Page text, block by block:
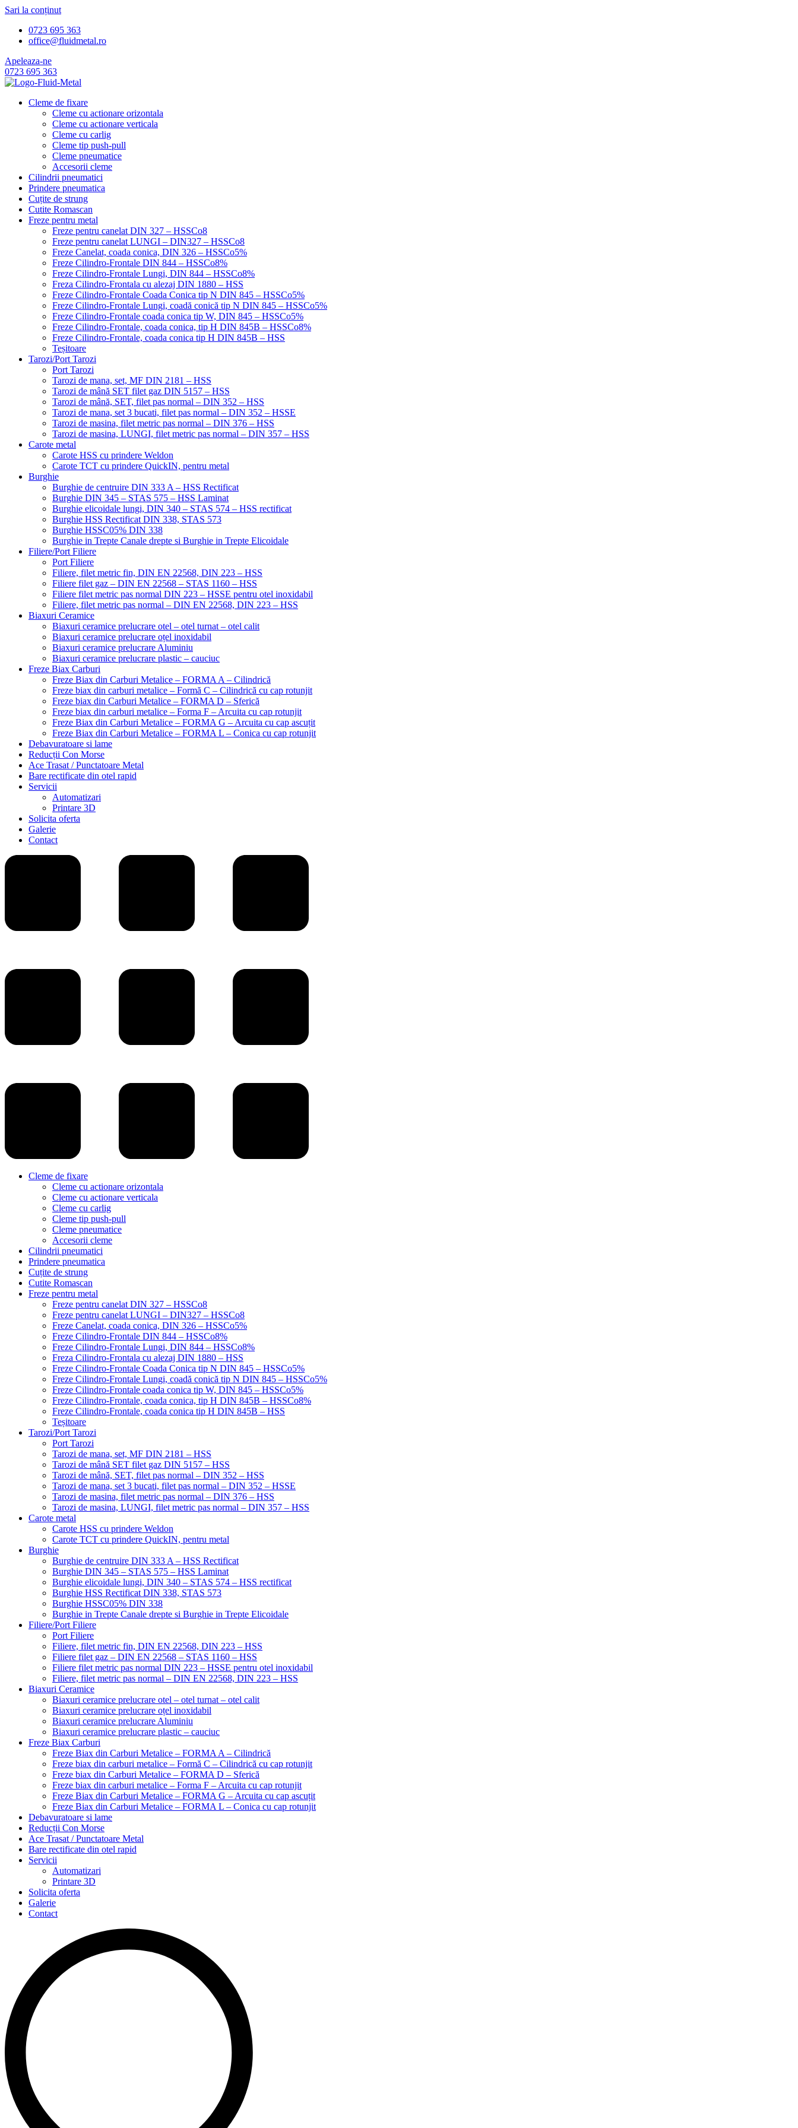
Sari la conținut
0723 695 363
office@fluidmetal.ro
Apeleaza-ne
0723 695 363
Cleme de fixare
Cleme cu actionare orizontala
Cleme cu actionare verticala
Cleme cu carlig
Cleme tip push-pull
Cleme pneumatice
Accesorii cleme
Cilindrii pneumatici
Prindere pneumatica
Cuțite de strung
Cutite Romascan
Freze pentru metal
Freze pentru canelat DIN 327 – HSSCo8
Freze pentru canelat LUNGI – DIN327 – HSSCo8
Freze Canelat, coada conica, DIN 326 – HSSCo5%
Freze Cilindro-Frontale DIN 844 – HSSCo8%
Freze Cilindro-Frontale Lungi, DIN 844 – HSSCo8%
Freza Cilindro-Frontala cu alezaj DIN 1880 – HSS
Freze Cilindro-Frontale Coada Conica tip N DIN 845 – HSSCo5%
Freze Cilindro-Frontale Lungi, coadă conică tip N DIN 845 – HSSCo5%
Freze Cilindro-Frontale coada conica tip W, DIN 845 – HSSCo5%
Freze Cilindro-Frontale, coada conica, tip H DIN 845B – HSSCo8%
Freze Cilindro-Frontale, coada conica tip H DIN 845B – HSS
Teșitoare
Tarozi/Port Tarozi
Port Tarozi
Tarozi de mana, set, MF DIN 2181 – HSS
Tarozi de mână SET filet gaz DIN 5157 – HSS
Tarozi de mână, SET, filet pas normal – DIN 352 – HSS
Tarozi de mana, set 3 bucati, filet pas normal – DIN 352 – HSSE
Tarozi de masina, filet metric pas normal – DIN 376 – HSS
Tarozi de masina, LUNGI, filet metric pas normal – DIN 357 – HSS
Carote metal
Carote HSS cu prindere Weldon
Carote TCT cu prindere QuickIN, pentru metal
Burghie
Burghie de centruire DIN 333 A – HSS Rectificat
Burghie DIN 345 – STAS 575 – HSS Laminat
Burghie elicoidale lungi, DIN 340 – STAS 574 – HSS rectificat
Burghie HSS Rectificat DIN 338, STAS 573
Burghie HSSC05% DIN 338
Burghie in Trepte Canale drepte si Burghie in Trepte Elicoidale
Filiere/Port Filiere
Port Filiere
Filiere, filet metric fin, DIN EN 22568, DIN 223 – HSS
Filiere filet gaz – DIN EN 22568 – STAS 1160 – HSS
Filiere filet metric pas normal DIN 223 – HSSE pentru otel inoxidabil
Filiere, filet metric pas normal – DIN EN 22568, DIN 223 – HSS
Biaxuri Ceramice
Biaxuri ceramice prelucrare otel – otel turnat – otel calit
Biaxuri ceramice prelucrare oțel inoxidabil
Biaxuri ceramice prelucrare Aluminiu
Biaxuri ceramice prelucrare plastic – cauciuc
Freze Biax Carburi
Freze Biax din Carburi Metalice – FORMA A – Cilindrică
Freze biax din carburi metalice – Formă C – Cilindrică cu cap rotunjit
Freze biax din Carburi Metalice – FORMA D – Sferică
Freze biax din carburi metalice – Forma F – Arcuita cu cap rotunjit
Freze Biax din Carburi Metalice – FORMA G – Arcuita cu cap ascuțit
Freze Biax din Carburi Metalice – FORMA L – Conica cu cap rotunjit
Debavuratoare si lame
Reducții Con Morse
Ace Trasat / Punctatoare Metal
Bare rectificate din otel rapid
Servicii
Automatizari
Printare 3D
Solicita oferta
Galerie
Contact
Cleme de fixare
Cleme cu actionare orizontala
Cleme cu actionare verticala
Cleme cu carlig
Cleme tip push-pull
Cleme pneumatice
Accesorii cleme
Cilindrii pneumatici
Prindere pneumatica
Cuțite de strung
Cutite Romascan
Freze pentru metal
Freze pentru canelat DIN 327 – HSSCo8
Freze pentru canelat LUNGI – DIN327 – HSSCo8
Freze Canelat, coada conica, DIN 326 – HSSCo5%
Freze Cilindro-Frontale DIN 844 – HSSCo8%
Freze Cilindro-Frontale Lungi, DIN 844 – HSSCo8%
Freza Cilindro-Frontala cu alezaj DIN 1880 – HSS
Freze Cilindro-Frontale Coada Conica tip N DIN 845 – HSSCo5%
Freze Cilindro-Frontale Lungi, coadă conică tip N DIN 845 – HSSCo5%
Freze Cilindro-Frontale coada conica tip W, DIN 845 – HSSCo5%
Freze Cilindro-Frontale, coada conica, tip H DIN 845B – HSSCo8%
Freze Cilindro-Frontale, coada conica tip H DIN 845B – HSS
Teșitoare
Tarozi/Port Tarozi
Port Tarozi
Tarozi de mana, set, MF DIN 2181 – HSS
Tarozi de mână SET filet gaz DIN 5157 – HSS
Tarozi de mână, SET, filet pas normal – DIN 352 – HSS
Tarozi de mana, set 3 bucati, filet pas normal – DIN 352 – HSSE
Tarozi de masina, filet metric pas normal – DIN 376 – HSS
Tarozi de masina, LUNGI, filet metric pas normal – DIN 357 – HSS
Carote metal
Carote HSS cu prindere Weldon
Carote TCT cu prindere QuickIN, pentru metal
Burghie
Burghie de centruire DIN 333 A – HSS Rectificat
Burghie DIN 345 – STAS 575 – HSS Laminat
Burghie elicoidale lungi, DIN 340 – STAS 574 – HSS rectificat
Burghie HSS Rectificat DIN 338, STAS 573
Burghie HSSC05% DIN 338
Burghie in Trepte Canale drepte si Burghie in Trepte Elicoidale
Filiere/Port Filiere
Port Filiere
Filiere, filet metric fin, DIN EN 22568, DIN 223 – HSS
Filiere filet gaz – DIN EN 22568 – STAS 1160 – HSS
Filiere filet metric pas normal DIN 223 – HSSE pentru otel inoxidabil
Filiere, filet metric pas normal – DIN EN 22568, DIN 223 – HSS
Biaxuri Ceramice
Biaxuri ceramice prelucrare otel – otel turnat – otel calit
Biaxuri ceramice prelucrare oțel inoxidabil
Biaxuri ceramice prelucrare Aluminiu
Biaxuri ceramice prelucrare plastic – cauciuc
Freze Biax Carburi
Freze Biax din Carburi Metalice – FORMA A – Cilindrică
Freze biax din carburi metalice – Formă C – Cilindrică cu cap rotunjit
Freze biax din Carburi Metalice – FORMA D – Sferică
Freze biax din carburi metalice – Forma F – Arcuita cu cap rotunjit
Freze Biax din Carburi Metalice – FORMA G – Arcuita cu cap ascuțit
Freze Biax din Carburi Metalice – FORMA L – Conica cu cap rotunjit
Debavuratoare si lame
Reducții Con Morse
Ace Trasat / Punctatoare Metal
Bare rectificate din otel rapid
Servicii
Automatizari
Printare 3D
Solicita oferta
Galerie
Contact